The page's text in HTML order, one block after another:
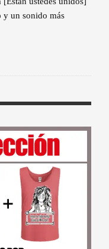
y un sonido más